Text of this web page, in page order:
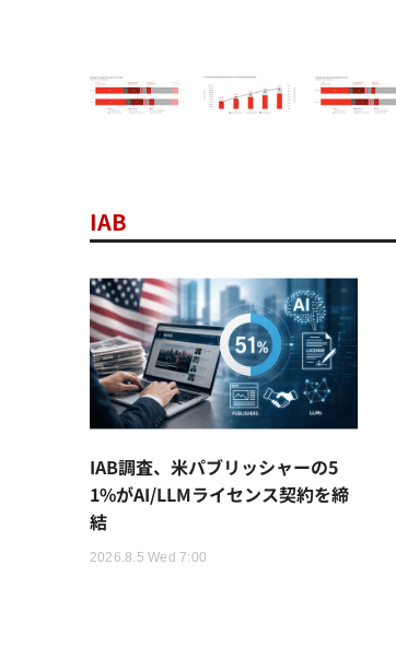
IAB
IAB調査、米パブリッシャーの5
1%がAI/LLMライセンス契約を締
結
2026.8.5 Wed 7:00